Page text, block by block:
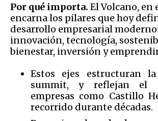
Por qué importa. El Volcano, en
encarna los pilares que hoy
desarrollo empresarial
innovación, tecnología,
bienestar, inversión y
Estos ejes estructuran
summit, y reflejan el
empresas como Castillo
recorrido durante décadas.